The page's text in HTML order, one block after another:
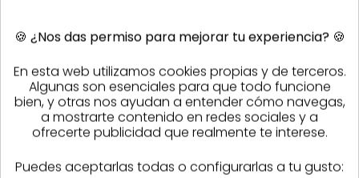
12,5x625x2000 mm
40,61 €
🍪 ¿Nos das permiso para mejorar tu experiencia? 🍪
En esta web utilizamos cookies propias y de terceros.
Algunas son esenciales para que todo funcione
bien, y otras nos ayudan a entender cómo navegas,
a mostrarte contenido en redes sociales y a
ofrecerte publicidad que realmente te interese.
Puedes aceptarlas todas o configurarlas a tu gusto: